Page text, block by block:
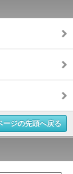
ージの先頭へ戻る